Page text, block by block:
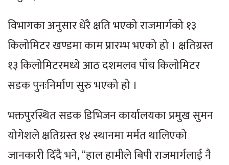
विभागका अनुसार धेरै क्षति भएको राजमार्गको १३
किलोमिटर खण्डमा काम प्रारम्भ भएको हो । क्षतिग्रस्त
१३ किलोमिटरमध्ये आठ दशमलव पाँच किलोमिटर
सडक पुनःनिर्माण सुरु भएको हो ।
भक्तपुरस्थित सडक डिभिजन कार्यालयका प्रमुख सुमन
योगेशले क्षतिग्रस्त १४ स्थानमा मर्मत थालिएको
जानकारी दिँदै भने, “हाल हामीले बिपी राजमार्गलाई नै